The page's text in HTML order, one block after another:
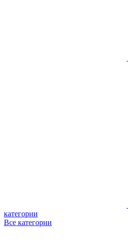
категории
Все категории